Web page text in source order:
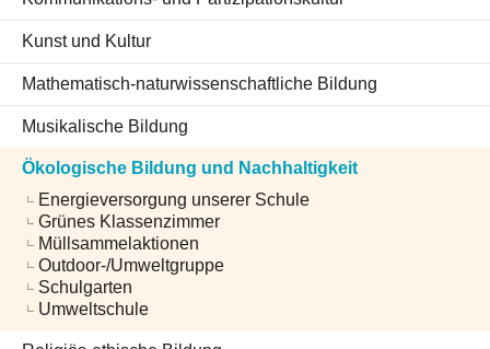
Kunst und Kultur
Mathematisch-naturwissenschaftliche Bildung
Musikalische Bildung
Ökologische Bildung und Nachhaltigkeit
Energieversorgung unserer Schule
Grünes Klassenzimmer
Müllsammelaktionen
Outdoor-/Umweltgruppe
Schulgarten
Umweltschule